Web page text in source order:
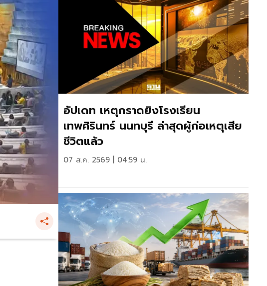
อัปเดท เหตุกราดยิงโรงเรียน
เทพศิรินทร์ นนทบุรี ล่าสุดผู้ก่อเหตุเสีย
ชีวิตแล้ว
07 ส.ค. 2569 | 04:59 น.